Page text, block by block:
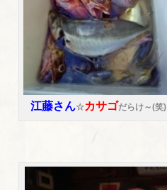
江藤さん☆カサゴだらけ～(笑)